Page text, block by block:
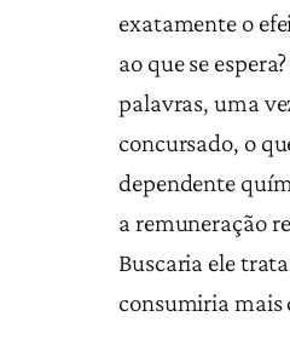
exatamente o
ao que se
palavras, uma
concursado, o
dependente
a remuneração
Buscaria ele
consumiria mais